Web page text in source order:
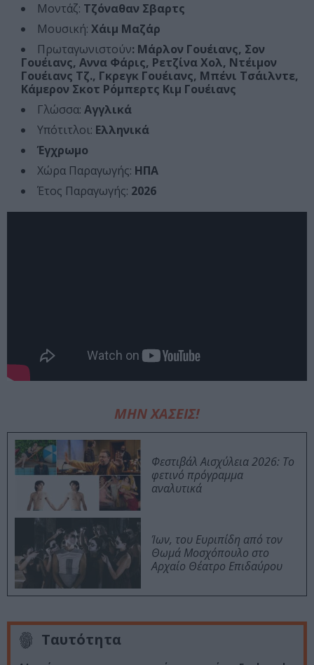
Μοντάζ: Τζόναθαν Σβαρτς
Μουσική: Χάιμ Μαζάρ
Πρωταγωνιστούν: Μάρλον Γουέιανς, Σον
Γουέιανς, Αννα Φάρις, Ρετζίνα Χολ, Ντέιμον
Γουέιανς Τζ., Γκρεγκ Γουέιανς, Μπένι Τσάιλντε,
Κάμερον Σκοτ Ρόμπερτς Κιμ Γουέιανς
Γλώσσα: Αγγλικά
Υπότιτλοι: Ελληνικά
Έγχρωμο
Χώρα Παραγωγής: ΗΠΑ
Έτος Παραγωγής: 2026
ΜΗΝ ΧΑΣΕΙΣ!
Φεστιβάλ Αισχύλεια 2026: Το
φετινό πρόγραμμα
αναλυτικά
Ίων, του Ευριπίδη από τον
Θωμά Μοσχόπουλο στο
Αρχαίο Θέατρο Επιδαύρου
Ταυτότητα